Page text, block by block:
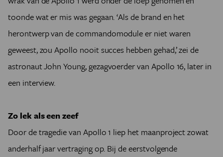
toonde wat er mis was gegaan. ‘Als de brand en het
herontwerp van de commandomodule er niet waren
geweest, zou Apollo nooit succes hebben gehad,’ zei de
astronaut John Young, gezagvoerder van Apollo 16, later in
een interview.
Zo lek als een zeef
Door de tragedie van Apollo 1 liep het maanproject zowat
anderhalf jaar vertraging op. Bij de eerstvolgende